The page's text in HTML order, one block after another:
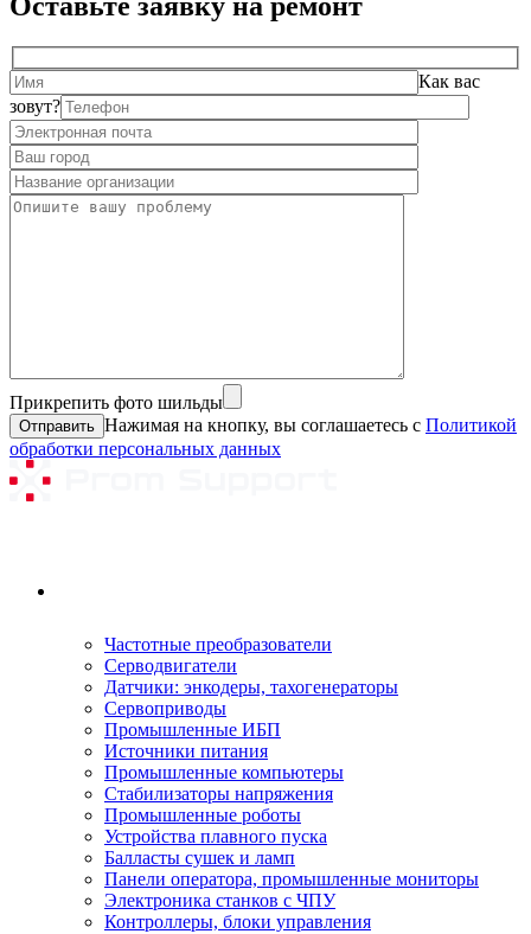
Оставьте заявку на ремонт
Как вас
зовут?
Прикрепить фото шильды
Нажимая на кнопку, вы соглашаетесь с Политикой
обработки персональных данных
Частотные преобразователи
Серводвигатели
Датчики: энкодеры, тахогенераторы
Сервоприводы
Промышленные ИБП
Источники питания
Промышленные компьютеры
Стабилизаторы напряжения
Промышленные роботы
Устройства плавного пуска
Балласты сушек и ламп
Панели оператора, промышленные мониторы
Электроника станков с ЧПУ
Контроллеры, блоки управления